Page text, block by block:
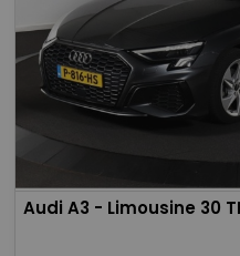
Audi A3 - Limousine 30